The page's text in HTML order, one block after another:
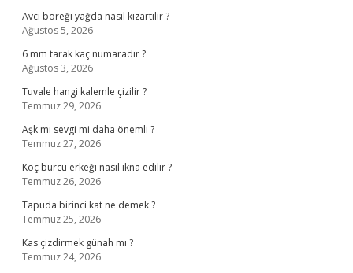
Avcı böreği yağda nasıl kızartılır ?
Ağustos 5, 2026
6 mm tarak kaç numaradır ?
Ağustos 3, 2026
Tuvale hangi kalemle çizilir ?
Temmuz 29, 2026
Aşk mı sevgi mi daha önemli ?
Temmuz 27, 2026
Koç burcu erkeği nasıl ikna edilir ?
Temmuz 26, 2026
Tapuda birinci kat ne demek ?
Temmuz 25, 2026
Kas çizdirmek günah mı ?
Temmuz 24, 2026